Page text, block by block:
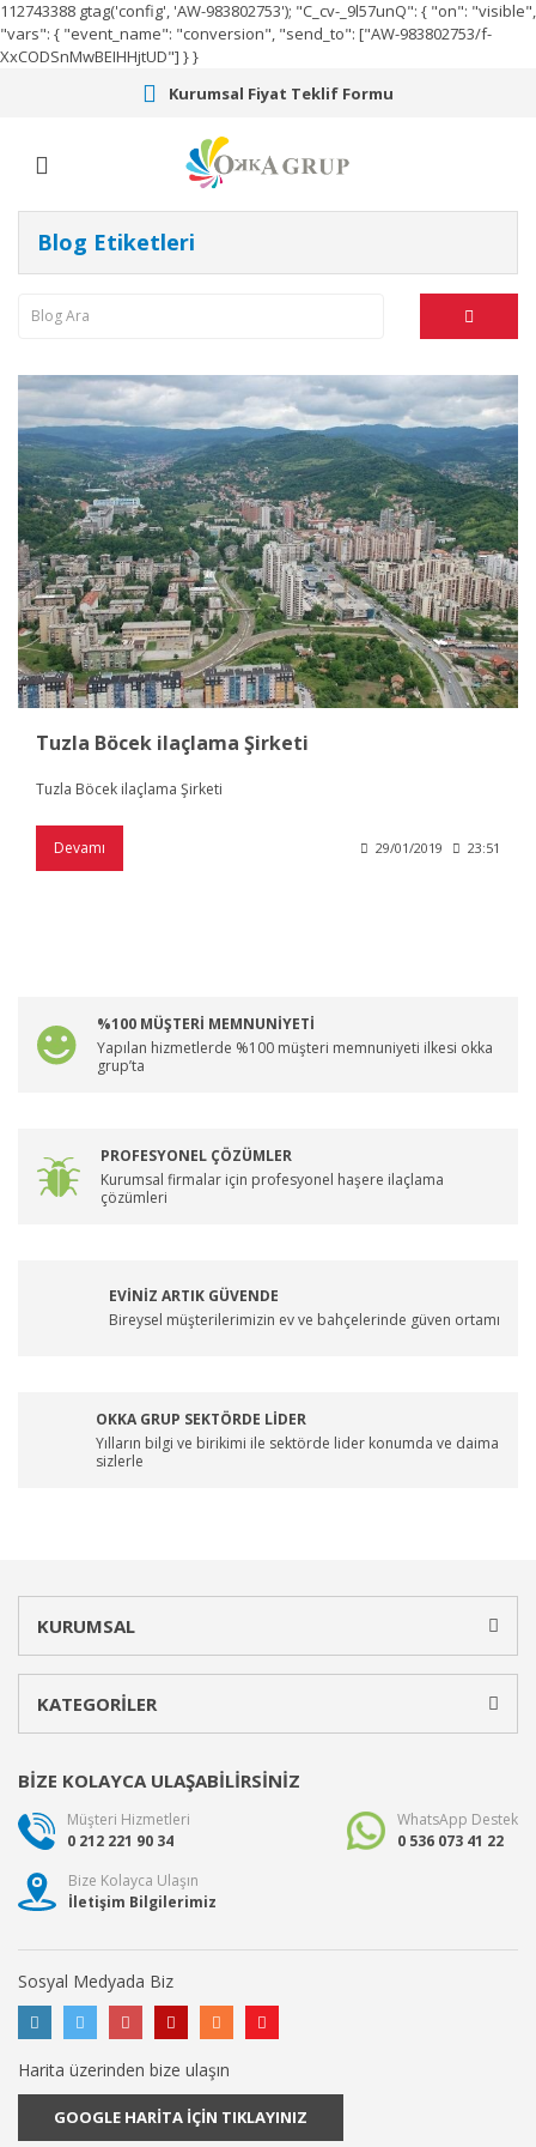
112743388 gtag('config', 'AW-983802753'); "C_cv-_9l57unQ": { "on": "visible",
"vars": { "event_name": "conversion", "send_to": ["AW-983802753/f-
XxCODSnMwBEIHHjtUD"] } }
Kurumsal Fiyat Teklif Formu
Blog Etiketleri
Tuzla Böcek ilaçlama Şirketi
Tuzla Böcek ilaçlama Şirketi
Devamı 29/01/2019 23:51
%100 MÜŞTERİ MEMNUNİYETİ
Yapılan hizmetlerde %100 müşteri memnuniyeti ilkesi okka
grup’ta
PROFESYONEL ÇÖZÜMLER
Kurumsal firmalar için profesyonel haşere ilaçlama
çözümleri
EVİNİZ ARTIK GÜVENDE
Bireysel müşterilerimizin ev ve bahçelerinde güven ortamı
OKKA GRUP SEKTÖRDE LİDER
Yılların bilgi ve birikimi ile sektörde lider konumda ve daima
sizlerle
KURUMSAL
KATEGORİLER
BİZE KOLAYCA ULAŞABİLİRSİNİZ
Müşteri Hizmetleri
0 212 221 90 34
WhatsApp Destek
0 536 073 41 22
Bize Kolayca Ulaşın
İletişim Bilgilerimiz
Sosyal Medyada Biz
Harita üzerinden bize ulaşın
GOOGLE HARİTA İÇİN TIKLAYINIZ